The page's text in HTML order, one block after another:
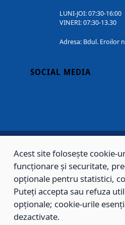
LUNI-JOI: 07:30-16:00
VINERI: 07:30-13.30
Adresa: Bdul. Eroilor
SOCIAL MEDIA
Copyright © 2002 - 2026 - PRIMĂRIA
rezervate.
Sitemap
Acest site folosește cookie-
funcționare și securitate,
opționale pentru statistici,
Puteți accepta sau refuza
opționale; cookie-urile
dezactivate.